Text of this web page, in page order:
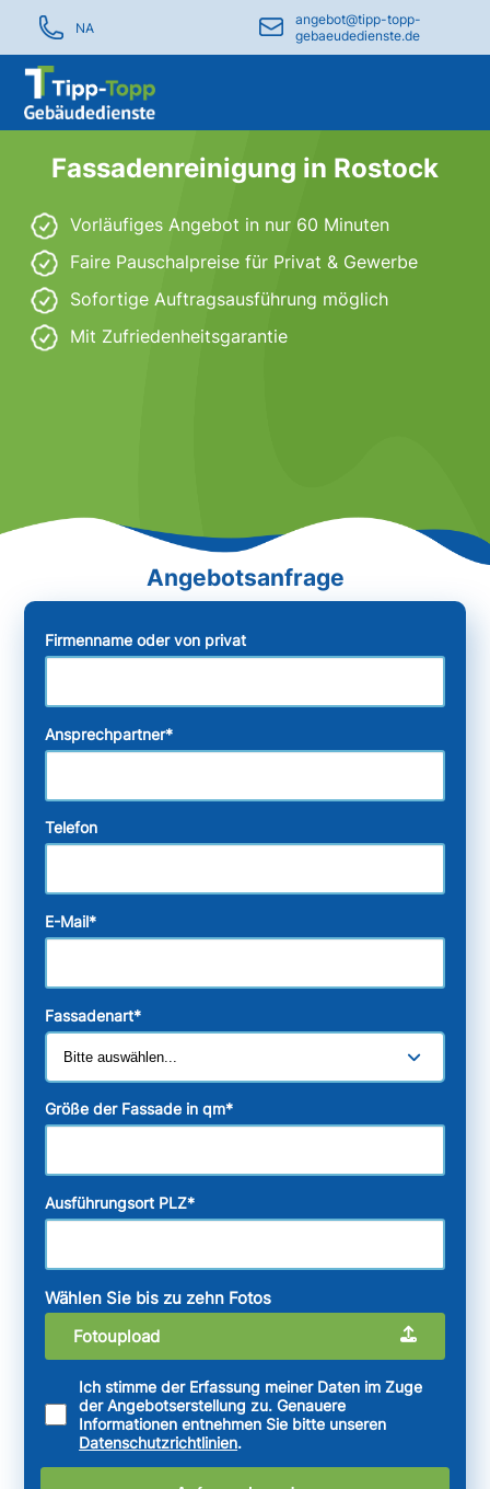
NA
angebot@tipp-topp-
gebaeudedienste.de
Fassadenreinigung in Rostock
Vorläufiges Angebot in nur 60 Minuten
Faire Pauschalpreise für Privat & Gewerbe
Sofortige Auftragsausführung möglich
Mit Zufriedenheitsgarantie
Firmenname oder von privat
Ansprechpartner*
Telefon
E-Mail*
Fassadenart*
Größe der Fassade in qm*
Ausführungsort PLZ*
Wählen Sie bis zu zehn Fotos
Fotoupload
Ich stimme der Erfassung meiner Daten im Zuge
der Angebotserstellung zu. Genauere
Informationen entnehmen Sie bitte unseren
Datenschutzrichtlinien.